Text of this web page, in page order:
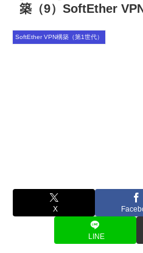
築（9）SoftEther
SoftEther VPN構築（第1世代）
X
LINE